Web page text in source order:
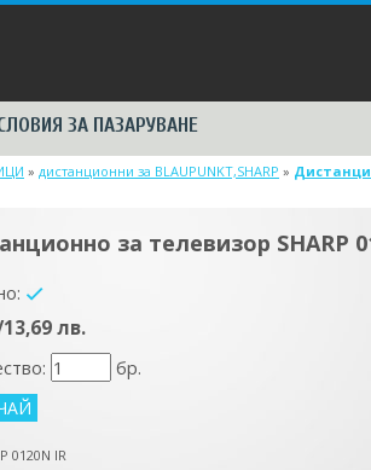
ЗА ПАЗАРУВАНЕ
» дистанционни за BLAUPUNKT,SHARP »
за телевизор SHARP
лв.
бр.
0120N IR